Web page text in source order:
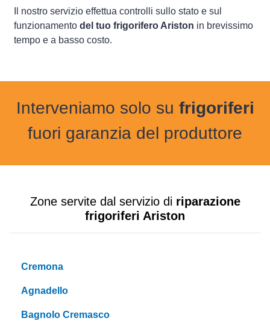
Il nostro servizio effettua controlli sullo stato e sul
funzionamento del tuo frigorifero Ariston in brevissimo
tempo e a basso costo.
Interveniamo solo su frigoriferi
fuori garanzia del produttore
Zone servite dal servizio di riparazione
frigoriferi Ariston
Cremona
Agnadello
Bagnolo Cremasco